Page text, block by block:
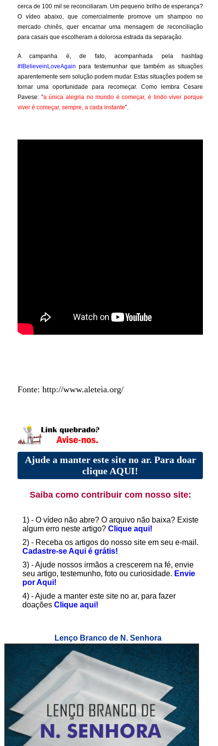
cerca de 100 mil se reconciliaram. Um pequeno brilho de esperança?
O vídeo abaixo, que comercialmente promove um shampoo no
mercado chinês, quer encarnar uma mensagem de reconciliação
para casais que escolheram a dolorosa estrada da separação.
A campanha é, de fato, acompanhada pela hashtag
#IBelieveinLoveAgainpara testemunhar que também as situações
aparentemente sem solução podem mudar. Estas situações podem se
tornar uma oportunidade para recomeçar. Como lembra Cesare
Pavese: “a única alegria no mundo é começar, é lindo viver porque
viver é começar, sempre, a cada instante”.
Fonte: http://www.aleteia.org/
Ajude a manter este site no ar. Para doar
clique AQUI!
Saiba como contribuir com nosso site:
1) - O vídeo não abre? O arquivo não baixa? Existe
algum erro neste artigo? Clique aqui!
2) - Receba os artigos do nosso site em seu e-mail.
Cadastre-se Aqui é grátis!
3) - Ajude nossos irmãos a crescerem na fé, envie
seu artigo, testemunho, foto ou curiosidade. Envie
por Aqui!
4) - Ajude a manter este site no ar, para fazer
doações Clique aqui!
Lenço Branco de N. Senhora